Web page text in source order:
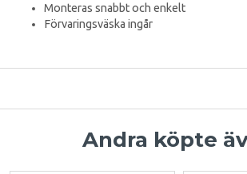
Monteras snabbt och enkelt
Förvaringsväska ingår
Andra köpte